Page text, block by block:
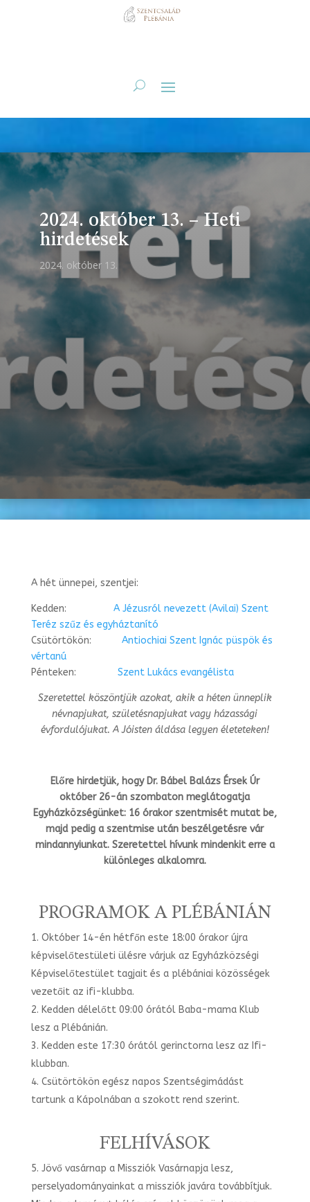
2024. október 13. – Heti
hirdetések
2024. október 13.
A hét ünnepei, szentjei:
Kedden: A Jézusról nevezett (Avilai) Szent
Teréz szűz és egyháztanító
Csütörtökön: Antiochiai Szent Ignác püspök és
vértanú
Pénteken: Szent Lukács evangélista
Szeretettel köszöntjük azokat, akik a héten ünneplik
névnapjukat, születésnapjukat vagy házassági
évfordulójukat.A Jóisten áldása legyen életeteken!
Előre hirdetjük, hogy Dr. Bábel Balázs Érsek Úr
október 26-án szombaton meglátogatja
Egyházközségünket: 16 órakor szentmisét mutat be,
majd pedig a szentmise után beszélgetésre vár
mindannyiunkat. Szeretettel hívunk mindenkit erre a
különleges alkalomra.
PROGRAMOK A PLÉBÁNIÁN
Október 14-én hétfőn este 18:00 órakor újra
képviselőtestületi ülésre várjuk az Egyházközségi
Képviselőtestület tagjait és a plébániai közösségek
vezetőit az ifi-klubba.
Kedden délelőtt 09:00 órától Baba-mama Klub
lesz a Plébánián.
Kedden este 17:30 órától gerinctorna lesz az Ifi-
klubban.
Csütörtökön egész napos Szentségimádást
tartunk a Kápolnában a szokott rend szerint.
FELHÍVÁSOK
Jövő vasárnap a Missziók Vasárnapja lesz,
perselyadományainkat a missziók javára továbbítjuk.